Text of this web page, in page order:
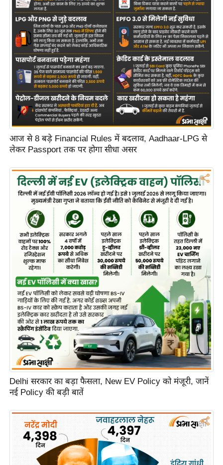
आज से 8 बड़े Financial Rules में बदलाव, Aadhaar-LPG से
लेकर Passport तक पर होगा सीधा असर
Delhi सरकार का बड़ा फैसला, New EV Policy को मंजूरी, जानें
नई Policy की बड़ी बातें